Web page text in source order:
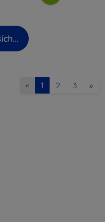
« 1 2 3 »